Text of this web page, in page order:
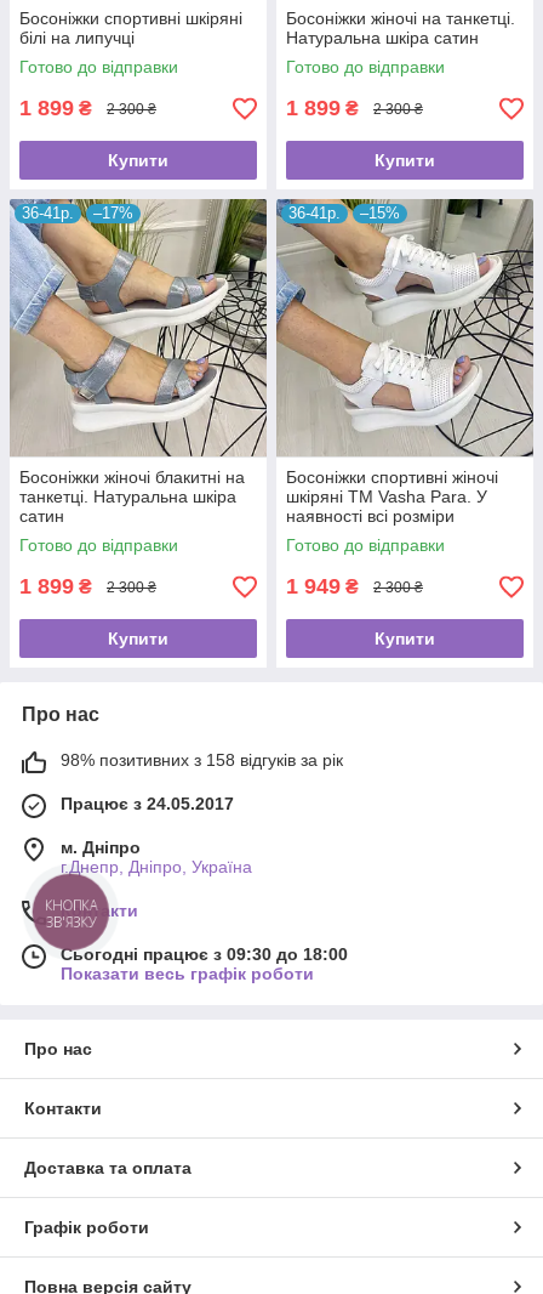
Босоніжки спортивні шкіряні
білі на липучці
Готово до відправки
1 899 ₴ 2 300 ₴
Купити
Босоніжки жіночі на танкетці.
Натуральна шкіра сатин
Готово до відправки
1 899 ₴ 2 300 ₴
Купити
36-41р. –17%
Босоніжки жіночі блакитні на
танкетці. Натуральна шкіра
сатин
Готово до відправки
1 899 ₴ 2 300 ₴
Купити
36-41р. –15%
Босоніжки спортивні жіночі
шкіряні ТМ Vasha Para. У
наявності всі розміри
Готово до відправки
1 949 ₴ 2 300 ₴
Купити
Про нас
98% позитивних з 158 відгуків за рік
Працює з 24.05.2017
м. Дніпро
г.Днепр, Дніпро, Україна
Контакти
Сьогодні працює з 09:30 до 18:00
Показати весь графік роботи
Про нас
Контакти
Доставка та оплата
Графік роботи
Повна версія сайту